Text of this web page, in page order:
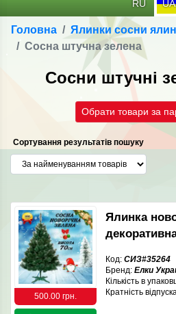
RU UA
Головна
Ялинки сосни
Сосна штучна зелена
Сосни штучні
Обрати товари за
Сортування результатів пошуку
500.00 грн.
Ялинка
Код: СИЗ#35264
Бренд: Елки
Кількість в
Кратність